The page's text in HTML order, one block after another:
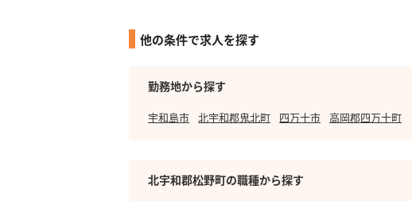
他の条件で求人を探す
勤務地から探す
宇和島市 北宇和郡鬼北町 四万十市 高岡郡四万十町
北宇和郡松野町の職種から探す